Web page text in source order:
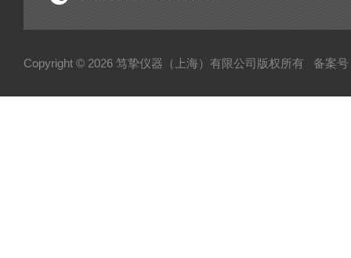
Copyright © 2026 笃挚仪器（上海）有限公司版权所有 备案号